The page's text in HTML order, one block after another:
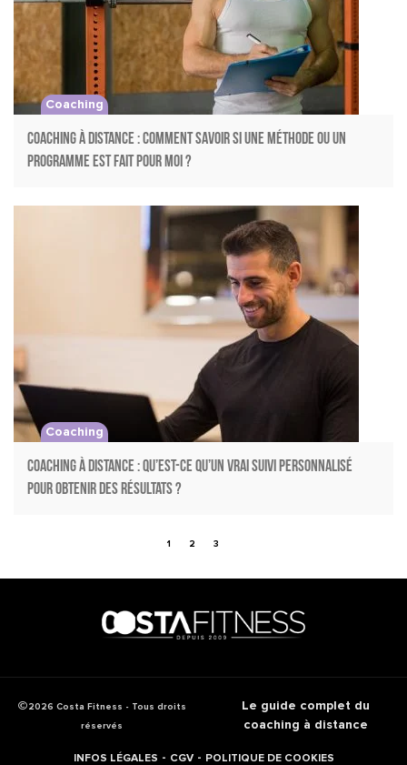
Coaching
Coaching à distance : comment savoir si une méthode ou un
programme est fait pour moi ?
Coaching
Coaching à distance : qu’est-ce qu’un vrai suivi personnalisé
pour obtenir des résultats ?
1 2 3
2026 Costa Fitness - Tous droits
réservés
Le guide complet du
coaching à distance
INFOS LÉGALES - CGV- POLITIQUE DE COOKIES